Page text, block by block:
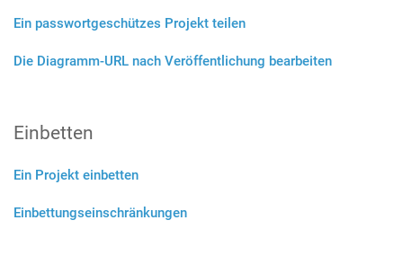
Ein passwortgeschützes Projekt teilen
Die Diagramm-URL nach Veröffentlichung bearbeiten
Einbetten
Ein Projekt einbetten
Einbettungseinschränkungen